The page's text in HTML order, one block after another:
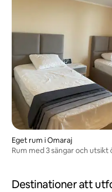
Eget rum i Omaraj
Rum med 3 sängar och utsikt
Destinationer att